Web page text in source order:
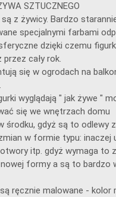
SZTUCZNEGO
z żywicy. Bardzo
specjalnymi farbami
dzięki czemu
cały rok.
się w ogrodach na
wyglądają " jak żywe "
się we wnętrzach domu
środku, gdyż są to odlewy
w formie typu: inaczej
itp. gdyż wymaga to
formy a są to bardzo
ręcznie malowane - kolor